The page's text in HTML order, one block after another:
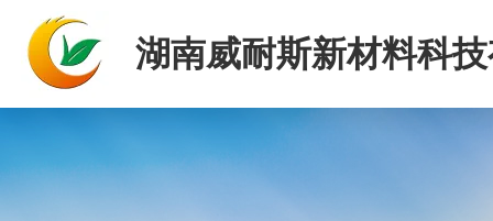
湖南威耐斯新材料科
司